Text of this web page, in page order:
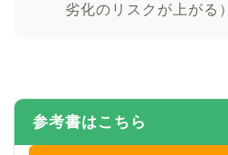
劣化のリスクが上がる）
参考書はこちら